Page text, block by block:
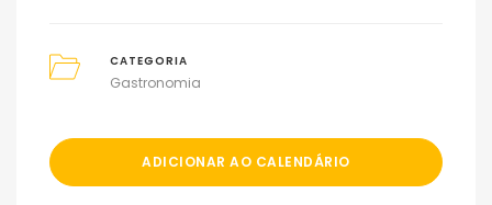
CATEGORIA
Gastronomia
ADICIONAR AO CALENDÁRIO